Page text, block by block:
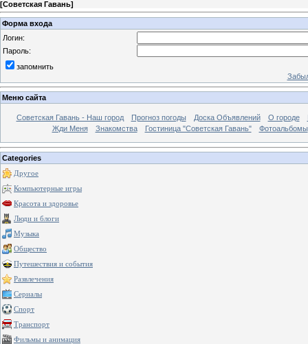
[Советская Гавань]
Форма входа
Логин:
Пароль:
запомнить
Меню сайта
Советская Гавань - Наш город Прогноз погоды Доска Объявлений О городе
Жди Меня
Знакомства Гостиница "Советская Гавань" Фотоальбомы
Categories
Другое
Компьютерные игры
Красота и здоровье
Люди и блоги
Музыка
Общество
Путешествия и события
Развлечения
Сериалы
Спорт
Транспорт
Фильмы и анимация